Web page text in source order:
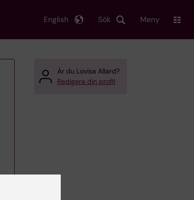
Sök
English Meny
Är du Lovisa Allard?
Redigera din profil